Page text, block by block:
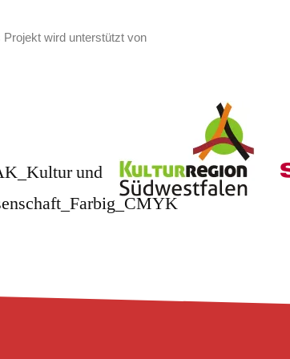
Projekt wird unterstützt von